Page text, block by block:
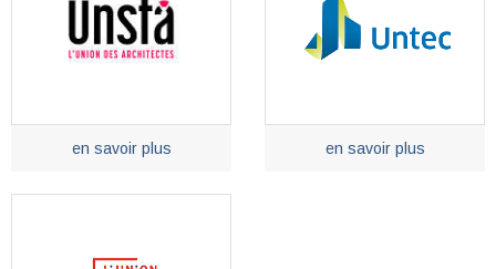
en savoir plus en savoir plus